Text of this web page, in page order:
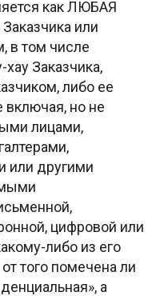
как ЛЮБАЯ
или
в том числе
Заказчика,
либо ее
включая, но не
лицами,
или другими
цифровой или
либо из его
того помечена ли
а